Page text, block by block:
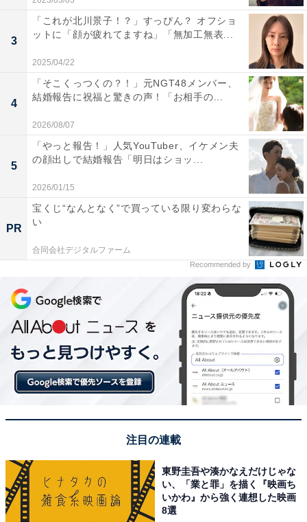
3
「これが北川景子！？」すっぴん？ オフショ
ットに「顔が疲れてますね」「無加工無表...
2025/04/22
4
「そこくっつくの？！」元NGT48メンバー、
結婚報告に祝福と驚きの声！「お相手の...
2026/08/07
5
「やっと報告！」人気YouTuber、イケメン夫
の顔出しで結婚報告「明日はショッ...
2026/01/15
PR
宝くじ“なんとなく”で買っている限り変わらな
い
合同会社デジタルファーム
Recommended by
注目の連載
東野圭吾や湊かなえだけじゃな
い、「業と罪」を描く『映画ち
いかわ』から強く連想した映画
8選